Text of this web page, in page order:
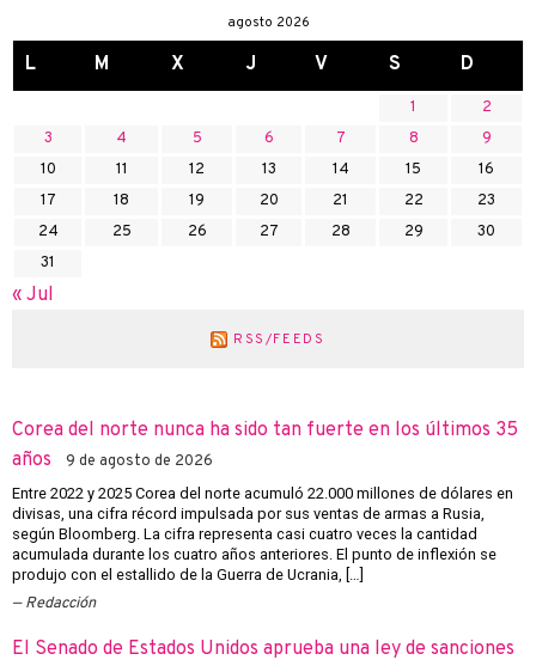
agosto 2026
L M X J V S D
1
2
3
4 5 6 7 8
9
10
11 12 13 14 15
16
17
18 19 20 21 22
23
24
25 26 27 28 29
30
31
« Jul
RSS/FEEDS
Corea del norte nunca ha sido tan fuerte en los últimos 35
años
9 de agosto de 2026
Entre 2022 y 2025 Corea del norte acumuló 22.000 millones de dólares en
divisas, una cifra récord impulsada por sus ventas de armas a Rusia,
según Bloomberg. La cifra representa casi cuatro veces la cantidad
acumulada durante los cuatro años anteriores. El punto de inflexión se
produjo con el estallido de la Guerra de Ucrania, […]
Redacción
El Senado de Estados Unidos aprueba una ley de sanciones